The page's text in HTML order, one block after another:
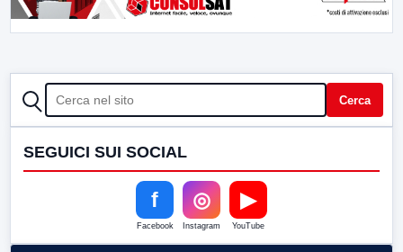
CERCA Cerca
SEGUICI SUI SOCIAL
f
Facebook
◎
Instagram
▶
YouTube